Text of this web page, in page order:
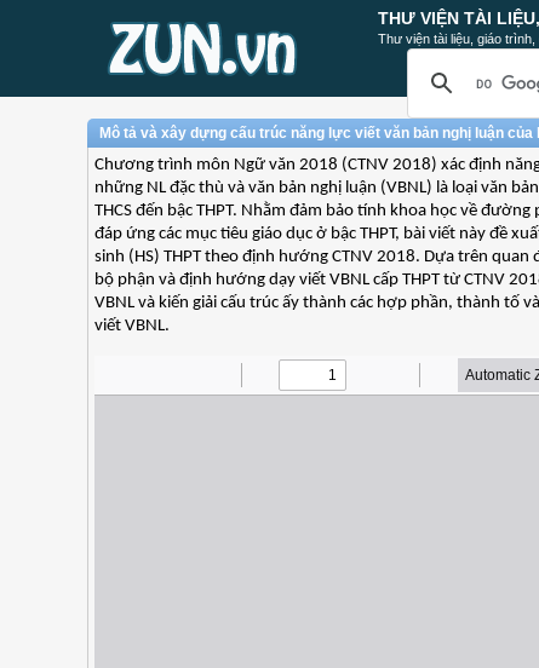
THƯ VIỆN TÀI
Thư viện tài liệu, giáo
Mô tả và xây dựng cấu trúc năng lực viết văn bản nghị luận
Chương trình môn Ngữ văn 2018 (CTNV 2018) xác định
những NL đặc thù và văn bản nghị luận (VBNL) là loại văn
THCS đến bậc THPT. Nhằm đảm bảo tính khoa học về
đáp ứng các mục tiêu giáo dục ở bậc THPT, bài viết này đề
sinh (HS) THPT theo định hướng CTNV 2018. Dựa trên quan
bộ phận và định hướng dạy viết VBNL cấp THPT từ CTNV
VBNL và kiến giải cấu trúc ấy thành các hợp phần, thành tố
viết VBNL.